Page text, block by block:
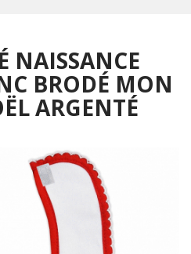
NAISSANCE
BRODÉ MON
ARGENTÉ